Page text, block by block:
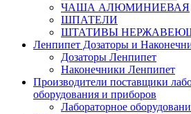
ЧАША АЛЮМИНИЕВАЯ
ШПАТЕЛИ
ШТАТИВЫ
Ленпипет Дозаторы и
Дозаторы Ленпипет
Наконечники Ленпипет
Производители поставщики
оборудования и приборов
Лабораторное